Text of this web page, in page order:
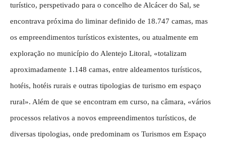
turístico, perspetivado para o concelho de Alcácer do Sal, se
encontrava próxima do liminar definido de 18.747 camas, mas
os empreendimentos turísticos existentes, ou atualmente em
exploração no município do Alentejo Litoral, «totalizam
aproximadamente 1.148 camas, entre aldeamentos turísticos,
hotéis, hotéis rurais e outras tipologias de turismo em espaço
rural». Além de que se encontram em curso, na câmara, «vários
processos relativos a novos empreendimentos turísticos, de
diversas tipologias, onde predominam os Turismos em Espaço